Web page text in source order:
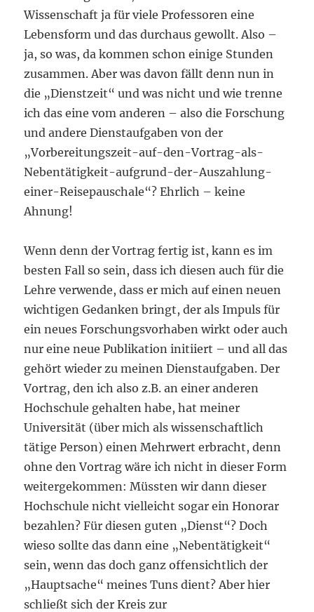
Wissenschaft ja für viele Professoren eine
Lebensform und das durchaus gewollt. Also –
ja, so was, da kommen schon einige Stunden
zusammen. Aber was davon fällt denn nun in
die „Dienstzeit“ und was nicht und wie trenne
ich das eine vom anderen – also die Forschung
und andere Dienstaufgaben von der
„Vorbereitungszeit-auf-den-Vortrag-als-
Nebentätigkeit-aufgrund-der-Auszahlung-
einer-Reisepauschale“? Ehrlich – keine
Ahnung!
Wenn denn der Vortrag fertig ist, kann es im
besten Fall so sein, dass ich diesen auch für die
Lehre verwende, dass er mich auf einen neuen
wichtigen Gedanken bringt, der als Impuls für
ein neues Forschungsvorhaben wirkt oder auch
nur eine neue Publikation initiiert – und all das
gehört wieder zu meinen Dienstaufgaben. Der
Vortrag, den ich also z.B. an einer anderen
Hochschule gehalten habe, hat meiner
Universität (über mich als wissenschaftlich
tätige Person) einen Mehrwert erbracht, denn
ohne den Vortrag wäre ich nicht in dieser Form
weitergekommen: Müssten wir dann dieser
Hochschule nicht vielleicht sogar ein Honorar
bezahlen? Für diesen guten „Dienst“? Doch
wieso sollte das dann eine „Nebentätigkeit“
sein, wenn das doch ganz offensichtlich der
„Hauptsache“ meines Tuns dient? Aber hier
schließt sich der Kreis zur